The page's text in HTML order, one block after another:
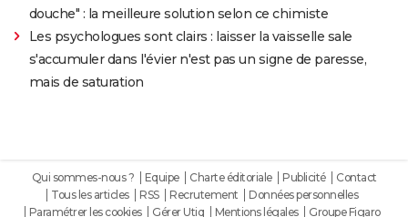
douche" : la meilleure solution selon ce chimiste
Les psychologues sont clairs : laisser la vaisselle sale
s'accumuler dans l'évier n'est pas un signe de paresse,
mais de saturation
Qui sommes-nous ? Equipe Charte éditoriale Publicité
Contact
Tous les articles
RSS Recrutement
Données personnelles
Paramétrer les cookies
Gérer Utiq Mentions légales Groupe Figaro